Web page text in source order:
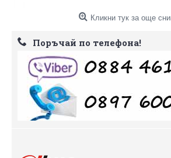
Кликни тук за още
Поръчай по телефона!